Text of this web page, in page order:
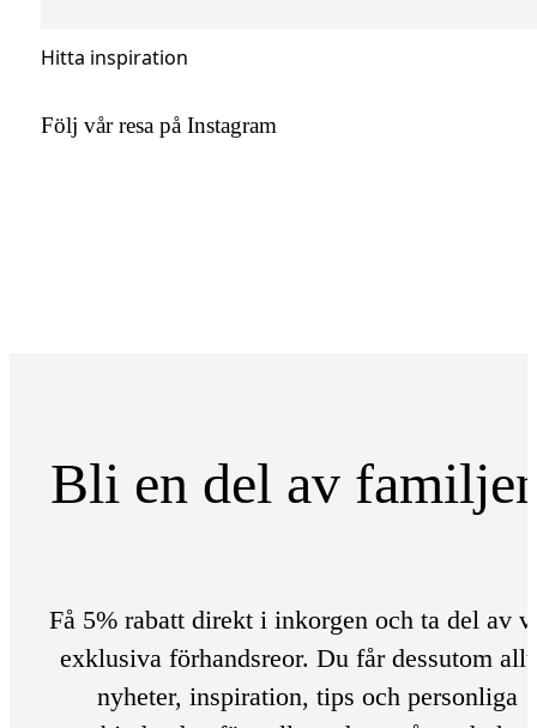
Hitta inspiration
Följ vår resa på Instagram
Bli en del av
Få 5% rabatt direkt i inkorgen och ta del av
exklusiva förhandsreor. Du får dessutom
nyheter, inspiration, tips och personliga